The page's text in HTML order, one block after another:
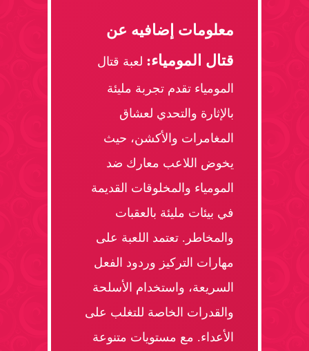
معلومات إضافيه عن
قتال المومياء: لعبة قتال
المومياء تقدم تجربة مليئة
بالإثارة والتحدي لعشاق
المغامرات والأكشن، حيث
يخوض اللاعب معارك ضد
المومياء والمخلوقات القديمة
في بيئات مليئة بالعقبات
والمخاطر. تعتمد اللعبة على
مهارات التركيز وردود الفعل
السريعة، واستخدام الأسلحة
والقدرات الخاصة للتغلب على
الأعداء. مع مستويات متنوعة